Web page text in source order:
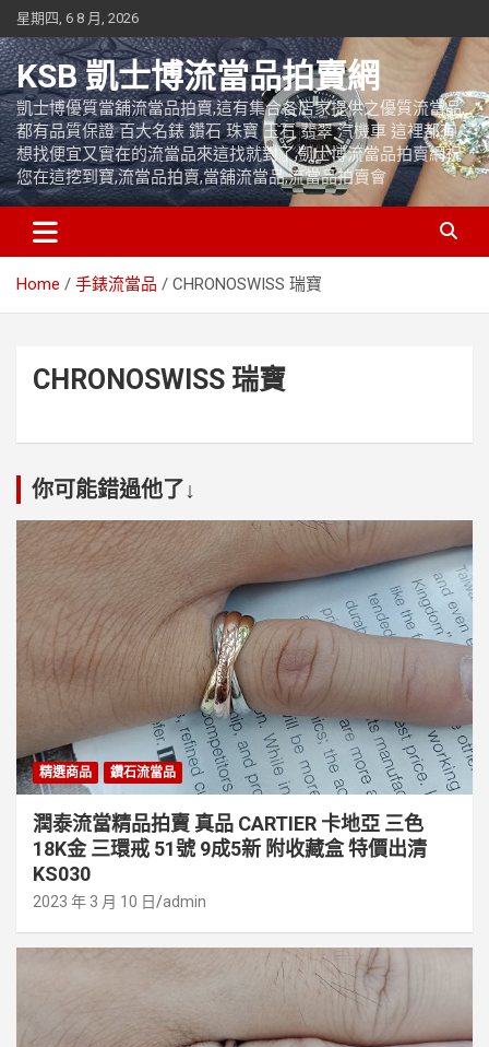
Skip
to
content
星期四, 6 8 月, 2026
KSB 凱士博流當品拍賣網
凱士博優質當舖流當品拍賣,這有集合各店家提供之優質流當品,
都有品質保證 百大名錶 鑽石 珠寶 玉石 翡翠 汽機車 這裡都有
想找便宜又實在的流當品來這找就對了,凱士博流當品拍賣網祝
您在這挖到寶,流當品拍賣,當舖流當品,流當品拍賣會
Home 手錶流當品 CHRONOSWISS 瑞寶
CHRONOSWISS 瑞寶
你可能錯過他了↓
精選商品 鑽石流當品
潤泰流當精品拍賣 真品 CARTIER 卡地亞 三色
18K金 三環戒 51號 9成5新 附收藏盒 特價出清
KS030
2023 年 3 月 10 日 admin